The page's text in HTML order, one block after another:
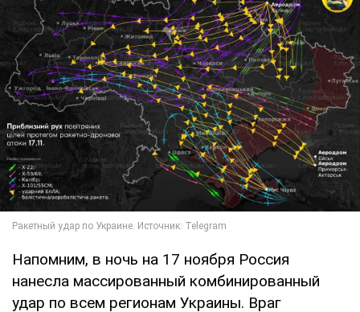
Напомним, в ночь на 17 ноября Россия
нанесла массированный комбинированный
удар по всем регионам Украины. Враг